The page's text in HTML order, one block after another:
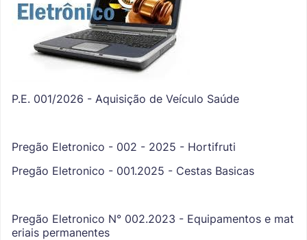
P.E. 001/2026 - Aquisição de Veículo Saúde
Pregão Eletronico - 002 - 2025 - Hortifruti
Pregão Eletronico - 001.2025 - Cestas Basicas
Pregão Eletronico N° 002.2023 - Equipamentos e mat
eriais permanentes